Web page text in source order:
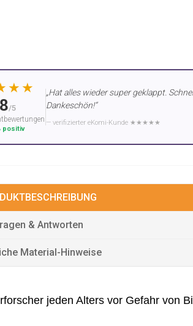
/5
positiv
„Hat alles wieder super geklappt.
Dankeschön!“
— verifizierter eKomi-Kunde ★★★★★
& Antworten
Material-Hinweise
jeden Alters vor Gefahr von